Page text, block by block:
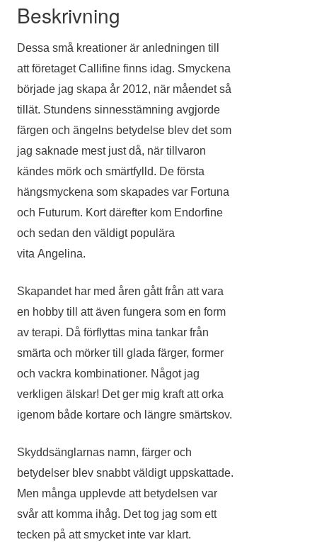
Beskrivning
Dessa små kreationer är anledningen till
att företaget Callifine finns idag. Smyckena
började jag skapa år 2012, när måendet så
tillät. Stundens sinnesstämning avgjorde
färgen och ängelns betydelse blev det som
jag saknade mest just då, när tillvaron
kändes mörk och smärtfylld. De första
hängsmyckena som skapades var Fortuna
och Futurum. Kort därefter kom Endorfine
och sedan den väldigt populära
vita Angelina.
Skapandet har med åren gått från att vara
en hobby till att även fungera som en form
av terapi. Då förflyttas mina tankar från
smärta och mörker till glada färger, former
och vackra kombinationer. Något jag
verkligen älskar! Det ger mig kraft att orka
igenom både kortare och längre smärtskov.
Skyddsänglarnas namn, färger och
betydelser blev snabbt väldigt uppskattade.
Men många upplevde att betydelsen var
svår att komma ihåg. Det tog jag som ett
tecken på att smycket inte var klart.